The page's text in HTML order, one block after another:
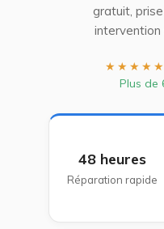
gratuit,
intervention
Plus de
48 heures
Réparation rapide